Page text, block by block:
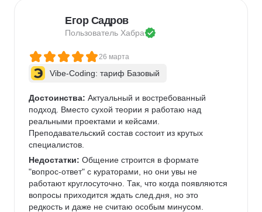
Егор Садров
Пользователь Хабра
26 марта
Vibe-Coding: тариф Базовый
Достоинства: Актуальный и востребованный
подход. Вместо сухой теории я работаю над
реальными проектами и кейсами.
Преподавательский состав состоит из крутых
специалистов.
Недостатки: Общение строится в формате
"вопрос-ответ" с кураторами, но они увы не
работают круглосуточно. Так, что когда появляются
вопросы приходится ждать след.дня, но это
редкость и даже не считаю особым минусом.